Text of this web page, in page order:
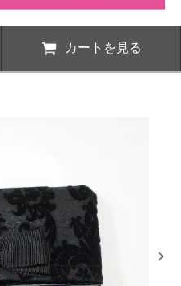
カートを見る